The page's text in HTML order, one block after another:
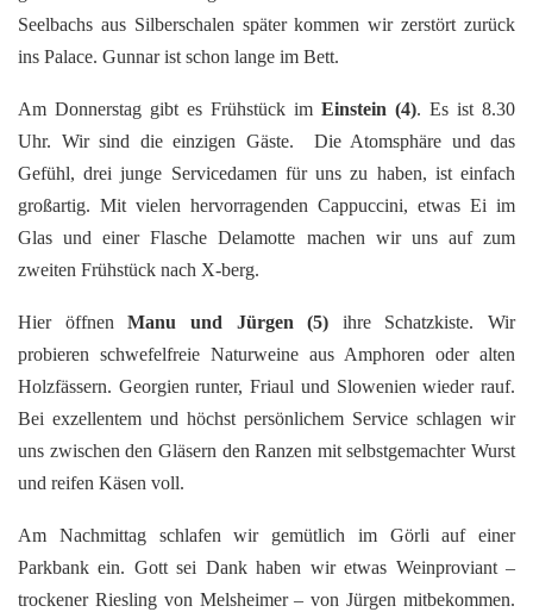
Seelbachs aus Silberschalen später kommen wir zerstört zurück
ins Palace. Gunnar ist schon lange im Bett.
Am Donnerstag gibt es Frühstück im Einstein (4). Es ist 8.30
Uhr. Wir sind die einzigen Gäste. Die Atomsphäre und das
Gefühl, drei junge Servicedamen für uns zu haben, ist einfach
großartig. Mit vielen hervorragenden Cappuccini, etwas Ei im
Glas und einer Flasche Delamotte machen wir uns auf zum
zweiten Frühstück nach X-berg.
Hier öffnenManu und Jürgen (5) ihre Schatzkiste. Wir
probieren schwefelfreie Naturweine aus Amphoren oder alten
Holzfässern. Georgien runter, Friaul und Slowenien wieder rauf.
Bei exzellentem und höchst persönlichem Service schlagen wir
uns zwischen den Gläsern den Ranzen mit selbstgemachter Wurst
und reifen Käsen voll.
Am Nachmittag schlafen wir gemütlich im Görli auf einer
Parkbank ein. Gott sei Dank haben wir etwas Weinproviant –
trockener Riesling von Melsheimer – von Jürgen mitbekommen.